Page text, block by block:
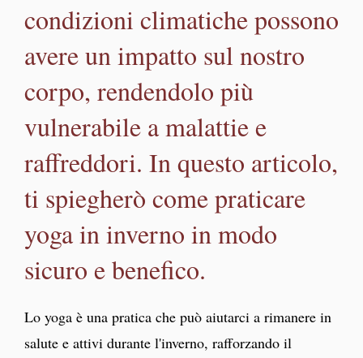
condizioni climatiche possono
avere un impatto sul nostro
corpo, rendendolo più
vulnerabile a malattie e
raffreddori. In questo articolo,
ti spiegherò come praticare
yoga in inverno in modo
sicuro e benefico.
Lo yoga è una pratica che può aiutarci a rimanere in
salute e attivi durante l'inverno, rafforzando il